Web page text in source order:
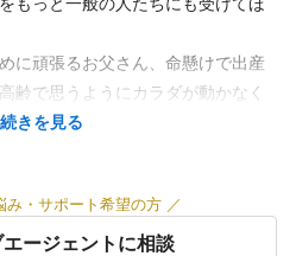
もっと一般の人たちにも受けてほ
に頑張るお父さん、命懸けで出産
齢で思うようにカラダが動かなく
あちゃん・・・
から鍼灸整骨院をはじめました。
続きを見る
み・サポート希望の方 ／
エージェントに相談